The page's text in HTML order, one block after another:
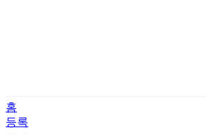
홈
등록